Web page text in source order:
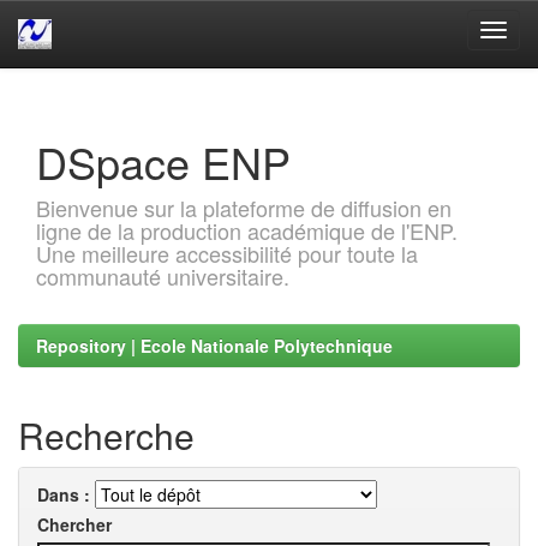
DSpace ENP
Bienvenue sur la plateforme de diffusion en
ligne de la production académique de l'ENP.
Une meilleure accessibilité pour toute la
communauté universitaire.
Repository | Ecole Nationale Polytechnique
Recherche
Dans :
Chercher